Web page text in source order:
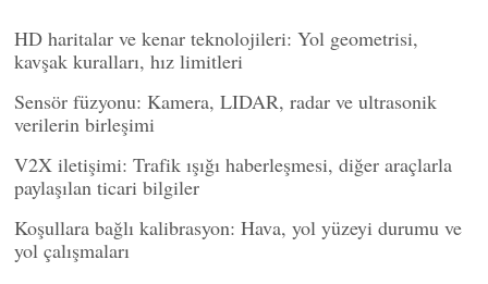
HD haritalar ve kenar teknolojileri: Yol geometrisi,
kavşak kuralları, hız limitleri
Sensör füzyonu: Kamera, LIDAR, radar ve ultrasonik
verilerin birleşimi
V2X iletişimi: Trafik ışığı haberleşmesi, diğer araçlarla
paylaşılan ticari bilgiler
Koşullara bağlı kalibrasyon: Hava, yol yüzeyi durumu ve
yol çalışmaları